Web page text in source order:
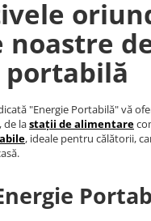
"Energie Portabilă" vă
de lastații de alimentare
, ideale pentru călătorii,